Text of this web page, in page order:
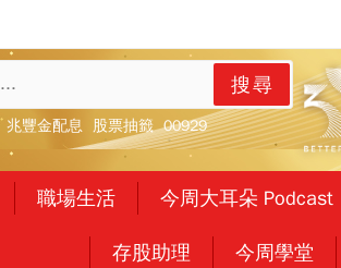
搜尋
兆豐金配息 股票抽籤 00929
職場生活 今周大耳朵 Podcast
存股助理 今周學堂